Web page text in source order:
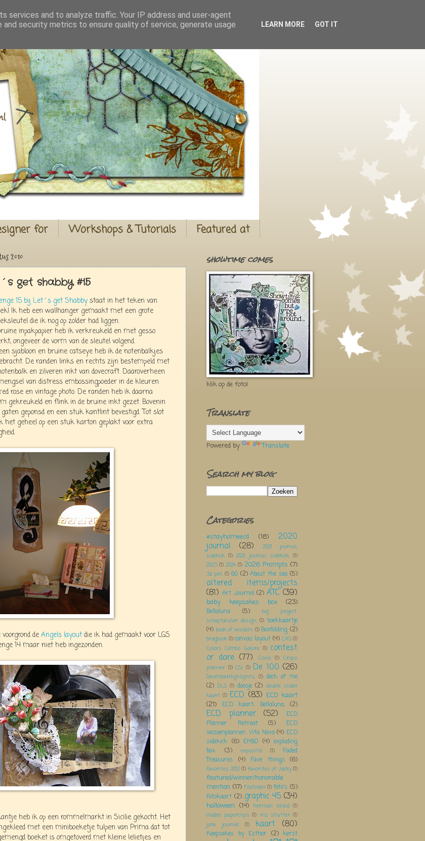
for Workshops & Tutorials Featured at
2010
get shabby #15
15 bij Let´s get Shabbystaat in het teken van
Ik heb een wallhanger gemaakt met een grote
die ik nog op zolder had liggen.
inpakpapier heb ik verkreukeld en met gesso
ongeveer de vorm van de sleutel volgend.
sjabloon en bruine catseye heb ik de notenbalkjes
De randen links en rechts zijn bestempeld met
en zilveren inkt van dovecraft. Daaroverheen
van distress embossingpoeder in de kleuren
rose en vintage photo. De randen heb ik daarna
gekreukeld en flink in de bruine inkt gezet. Bovenin
geponsd en een stuk kantlint bevestigd. Tot slot
het geheel op een stuk karton geplakt voor extra
voorgrond deAngels layoutdie ik had gemaakt voor LGS
14 maar niet heb ingezonden.
heb ik op een rommelmarkt in Sicilie gekocht. Het
met een miniboeketje tulpen van Prima dat tot
boeket is omgetoverd met kleine lelietjes en
showtime comes
klik op de foto!
Translate
Powered by Translate
Search my blog
Categories
#stayhomeecd (18) 2020
journal (28)
2021 journal;
sidekick (1) 2021 journal; sidekick; (1)
2023 (1) 2024 (1) 2026 Prompts (7)
3d pen (1) 60 (2) About the sea (5)
altered items/projects
(81) Art Journal (2) ATC (39)
baby keepsakes box (23)
Bellaluna (5)
big project;
scraptacular design; (1) boekkaartje
(4) book of wisdom (1) Boxfolding (2)
bragbook(1)canvas layout (4) CAS(1)
Colors Combo Galore (1) contest
or dare (77) Covid (1) Crops
planner (1) CSI (1) De 100 (26)
DecemberHighlights; (1) deck of me
(2) DLS (1) doosje (2) double slider
kaart (1) ECD (83) ECD kaart
(21)
ECD kaart; Bellaluna; (2)
ECD planner (52)
ECD
Planner Retreat
(5)
ECD
seizoenplanner; Vita Nova (4) ECD
sidekick (6) EHBO (4) exploding
box;
(3) expositie (1)
Faded
Treasures
(4) Fave things (6)
favorites 2012 (1) favorites of Jacky (1)
featured/winner/honorable
mention (17) Filefolder (1) foto's (5)
Fotokaart (2) graphic 45 (34)
halloween (14) herman brood (1)
Hidden paperclips (1) iris shutter (1)
junk journal
(1) kaart (80)
Keepsakes by Esther (2) kerst
services and to analyze traffic. Your IP address and user-agent
security metrics to ensure quality of service, generate usage
LEARN MORE GOT IT